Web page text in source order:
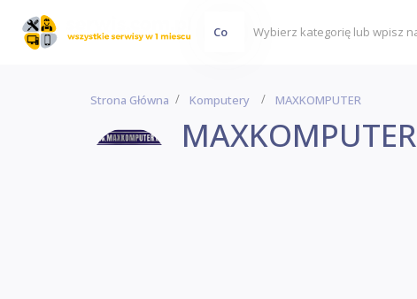
Co
Strona Główna Komputery MAXKOMPUTER
MAXKOMPUTER